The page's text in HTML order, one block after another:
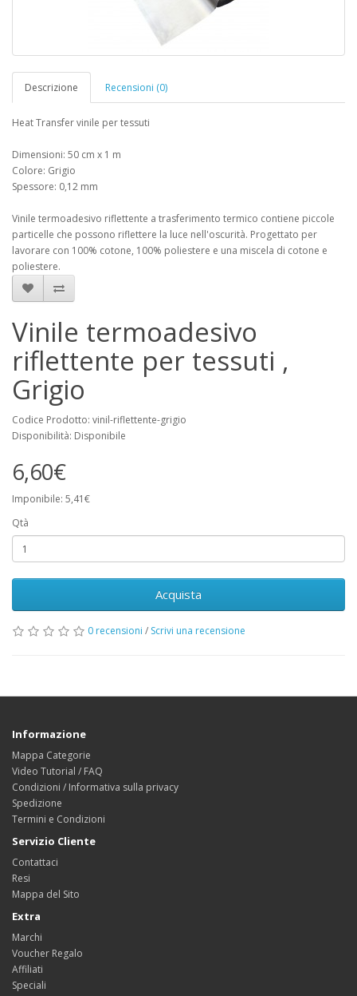
Descrizione Recensioni (0)
Heat Transfer vinile per tessuti
Dimensioni: 50 cm x 1 m
Colore: Grigio
Spessore: 0,12 mm
Vinile termoadesivo riflettente a trasferimento termico contiene piccole
particelle che possono riflettere la luce nell'oscurità. Progettato per
lavorare con 100% cotone, 100% poliestere e una miscela di cotone e
poliestere.
Vinile termoadesivo
riflettente per tessuti ,
Grigio
Codice Prodotto: vinil-riflettente-grigio
Disponibilità: Disponibile
6,60€
Imponibile: 5,41€
Qtà
Acquista
0 recensioni / Scrivi una recensione
Informazione
Mappa Categorie
Video Tutorial / FAQ
Condizioni / Informativa sulla privacy
Spedizione
Termini e Condizioni
Servizio Cliente
Contattaci
Resi
Mappa del Sito
Extra
Marchi
Voucher Regalo
Affiliati
Speciali